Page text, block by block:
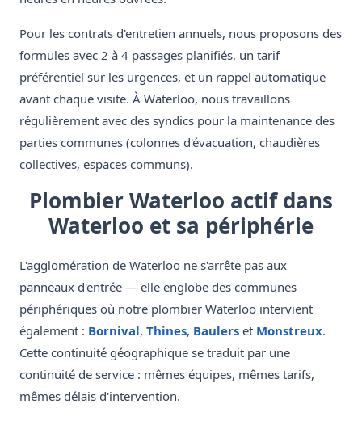
Pour les contrats d'entretien annuels, nous proposons des
formules avec 2 à 4 passages planifiés, un tarif
préférentiel sur les urgences, et un rappel automatique
avant chaque visite. À Waterloo, nous travaillons
régulièrement avec des syndics pour la maintenance des
parties communes (colonnes d'évacuation, chaudières
collectives, espaces communs).
Plombier Waterloo actif dans
Waterloo et sa périphérie
L'agglomération de Waterloo ne s'arrête pas aux
panneaux d'entrée — elle englobe des communes
périphériques où notre plombier Waterloo intervient
également : Bornival, Thines, Baulers et Monstreux.
Cette continuité géographique se traduit par une
continuité de service : mêmes équipes, mêmes tarifs,
mêmes délais d'intervention.